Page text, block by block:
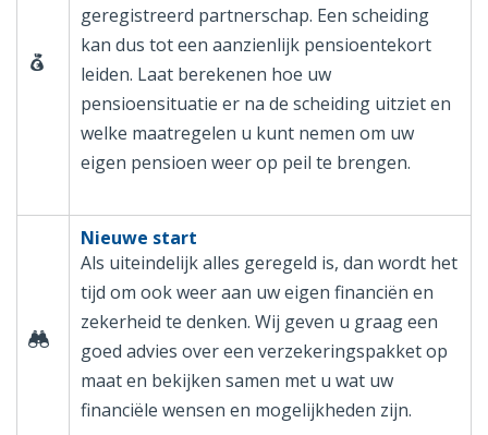
geregistreerd partnerschap. Een scheiding
kan dus tot een aanzienlijk pensioentekort
leiden. Laat berekenen hoe uw
pensioensituatie er na de scheiding uitziet en
welke maatregelen u kunt nemen om uw
eigen pensioen weer op peil te brengen.
Nieuwe start
Als uiteindelijk alles geregeld is, dan wordt het
tijd om ook weer aan uw eigen financiën en
zekerheid te denken. Wij geven u graag een
goed advies over een verzekeringspakket op
maat en bekijken samen met u wat uw
financiële wensen en mogelijkheden zijn.